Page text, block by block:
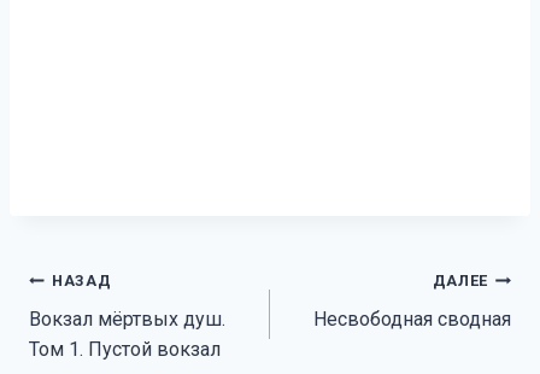
Навигация
по
НАЗАД
Вокзал мёртвых душ.
Том 1. Пустой вокзал
ДАЛЕЕ
Несвободная сводная